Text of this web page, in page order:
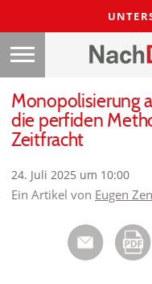
Monopolisierung
die perfiden
Zeitfracht
24. Juli 2025 um 10:00
Ein Artikel von Eugen